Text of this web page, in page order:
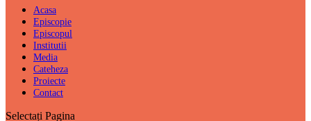
Acasa
Episcopie
Episcopul
Institutii
Media
Cateheza
Proiecte
Contact
Selectați Pagina